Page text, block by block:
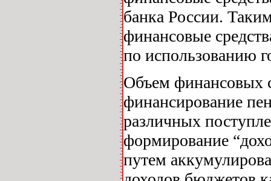
банка России.
финансовые
по использованию
Объем финансовых
финансирование
различных
формирование
путем